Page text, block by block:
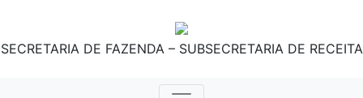
SECRETARIA DE FAZENDA – SUBSECRETARIA DE RECEITA